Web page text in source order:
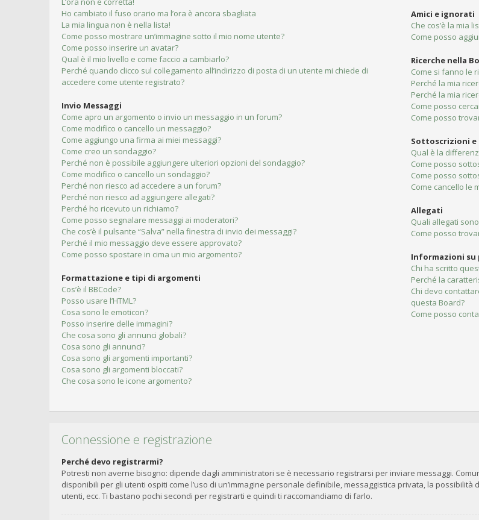
Ho cambiato il fuso orario ma l’ora è ancora sbagliata
La mia lingua non è nella lista!
Come posso mostrare un’immagine sotto il mio nome utente?
Come posso inserire un avatar?
Qual è il mio livello e come faccio a cambiarlo?
Perché quando clicco sul collegamento all’indirizzo di posta di un utente mi chiede di
accedere come utente registrato?
Invio Messaggi
Come apro un argomento o invio un messaggio in un forum?
Come modifico o cancello un messaggio?
Come aggiungo una firma ai miei messaggi?
Come creo un sondaggio?
Perché non è possibile aggiungere ulteriori opzioni del sondaggio?
Come modifico o cancello un sondaggio?
Perché non riesco ad accedere a un forum?
Perché non riesco ad aggiungere allegati?
Perché ho ricevuto un richiamo?
Come posso segnalare messaggi ai moderatori?
Che cos’è il pulsante “Salva” nella finestra di invio dei messaggi?
Perché il mio messaggio deve essere approvato?
Come posso spostare in cima un mio argomento?
Formattazione e tipi di argomenti
Cos’è il BBCode?
Posso usare l’HTML?
Cosa sono le emoticon?
Posso inserire delle immagini?
Che cosa sono gli annunci globali?
Cosa sono gli annunci?
Cosa sono gli argomenti importanti?
Cosa sono gli argomenti bloccati?
Che cosa sono le icone argomento?
Amici e ignorati
Che cos’è la mia
Come posso
Ricerche nella
Come si fanno le
Perché la mia
Perché la mia
Come posso
Come posso
Sottoscrizioni e
Qual è la
Come posso
Come posso
Come cancello le
Allegati
Quali allegati
Come posso
Informazioni su
Chi ha scritto
Perché la
Chi devo
questa Board?
Come posso
Connessione e registrazione
Perché devo registrarmi?
Potresti non averne bisogno: dipende dagli amministratori se è necessario registrarsi per inviare messaggi.
disponibili per gli utenti ospiti come l’uso di un’immagine personale definibile, messaggistica privata, la
utenti, ecc. Ti bastano pochi secondi per registrarti e quindi ti raccomandiamo di farlo.